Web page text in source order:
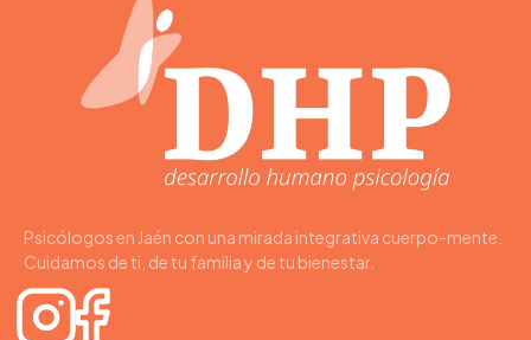
Psicólogos en Jaén con una mirada integrativa cuerpo-mente.
Cuidamos de ti, de tu familia y de tu bienestar.